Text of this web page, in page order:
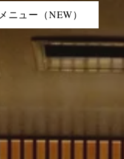
メニュー（NEW）